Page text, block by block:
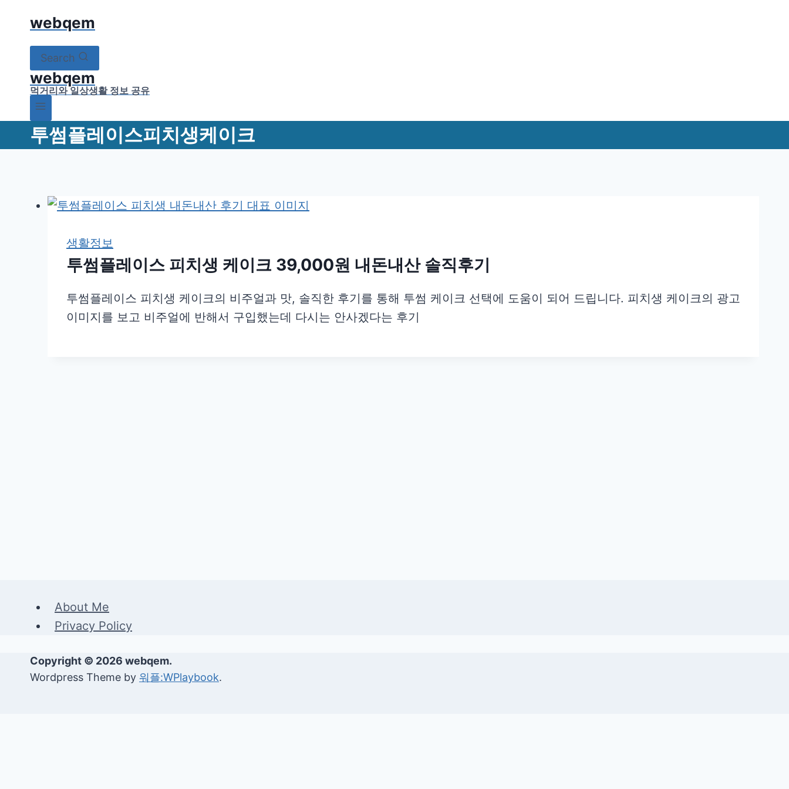
content
webqem
Search
webqem
먹거리와 일상생활 정보 공유
투썸플레이스피치생케이크
생활정보
투썸플레이스 피치생 케이크 39,000원 내돈내산 솔직후기
투썸플레이스 피치생 케이크의 비주얼과 맛, 솔직한 후기를 통해 투썸 케이크 선택에 도움이 되어 드립니다. 피치생 케이크의 광고
이미지를 보고 비주얼에 반해서 구입했는데 다시는 안사겠다는 후기
About Me
Privacy Policy
Copyright © 2026 webqem.
Wordpress Theme by 워플:WPlaybook.